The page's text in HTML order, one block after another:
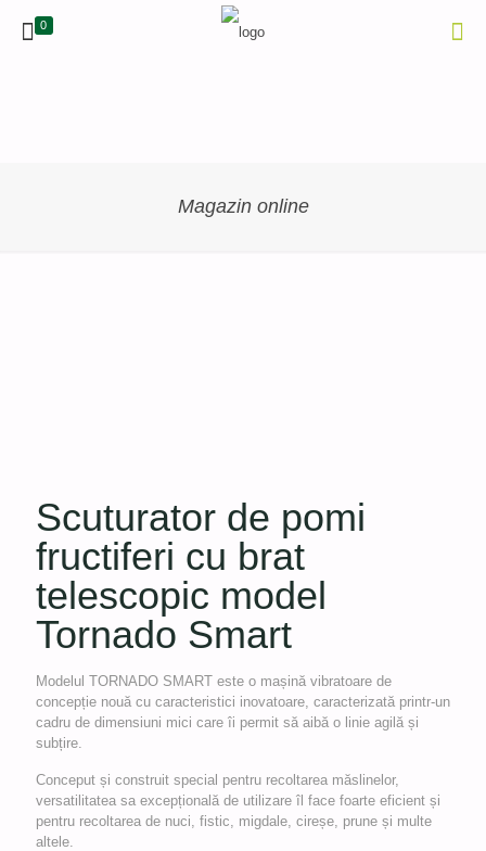
0
Magazin online
Scuturator de pomi
fructiferi cu brat
telescopic model
Tornado Smart
Modelul TORNADO SMART este o mașină vibratoare de
concepție nouă cu caracteristici inovatoare, caracterizată printr-un
cadru de dimensiuni mici care îi permit să aibă o linie agilă și
subțire.
Conceput și construit special pentru recoltarea măslinelor,
versatilitatea sa excepțională de utilizare îl face foarte eficient și
pentru recoltarea de nuci, fistic, migdale, cireșe, prune și multe
altele.